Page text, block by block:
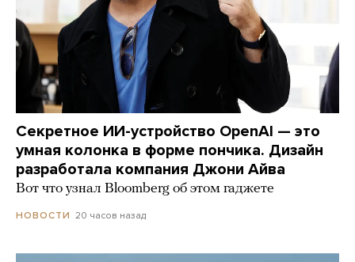
Секретное ИИ-устройство OpenAI — это
умная колонка в форме пончика. Дизайн
разработала компания Джони Айва
Вот что узнал Bloomberg об этом гаджете
НОВОСТИ 20 часов назад